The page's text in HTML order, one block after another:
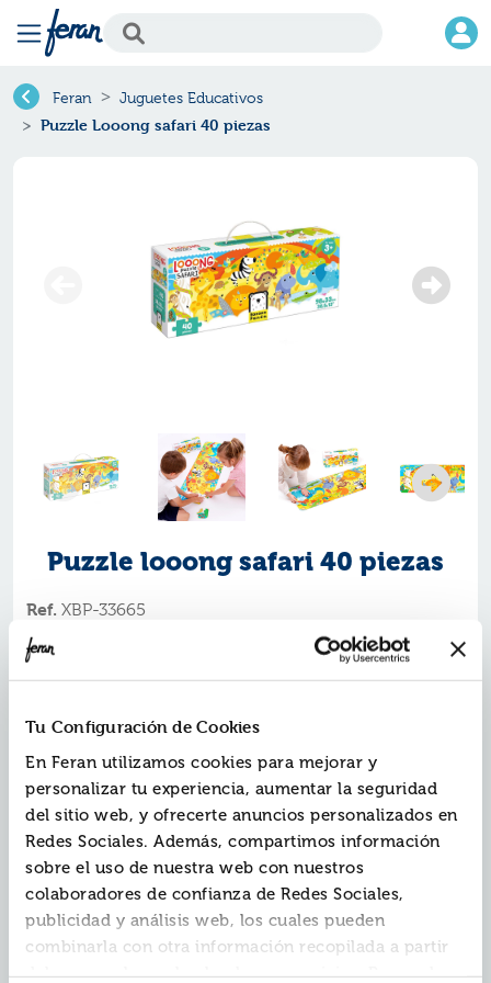
Tu Configuración de Cookies
En Feran utilizamos cookies para mejorar y
personalizar tu experiencia, aumentar la seguridad
del sitio web, y ofrecerte anuncios personalizados en
Redes Sociales. Además, compartimos información
sobre el uso de nuestra web con nuestros
colaboradores de confianza de Redes Sociales,
publicidad y análisis web, los cuales pueden
combinarla con otra información recopilada a partir
del uso que hayas hecho de sus servicios. Recuerda
Feran Juguetes Educativos
Puzzle Looong safari 40 piezas
Puzzle looong safari 40 piezas
Ref. XBP-33665
EAN13:
Marca:
Contiene 40 piezas.
Dimensiones del puzle completo: 98x33cm.
Dimensiones de cada pieza: 10x8cm.
Este gran y vistoso puzle se convertirá en el favorito de
los más pequeños, ¡es perfecto para que conozcan la
fauna salvaje!
Pieza a pieza, podrán ir observando distintas especies y
animales, aprender su nombre y observar sus
características más distintivas entre otras actividades.
Sus grandes piezas son manejables y el diseño de la
imagen es ideal para primeras edades.